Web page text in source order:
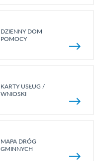
DZIENNY DOM
POMOCY
KARTY USŁUG /
WNIOSKI
MAPA DRÓG
GMINNYCH